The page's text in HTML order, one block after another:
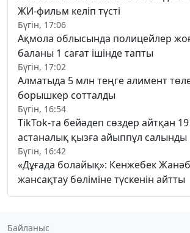
ЖИ-фильм келіп түсті
Бүгін, 17:06
Ақмола облысында полицейлер
баланы 1 сағат ішінде тапты
Бүгін, 17:02
Алматыда 5 млн теңге алимент
борышкер сотталды
Бүгін, 16:54
TikTok-та бейәдеп сөздер айтқан
астаналық қызға айыппұл салынды
Бүгін, 16:42
«Дұғада болайық»: Кенжебек
жансақтау бөліміне түскенін айтты
Байланыс